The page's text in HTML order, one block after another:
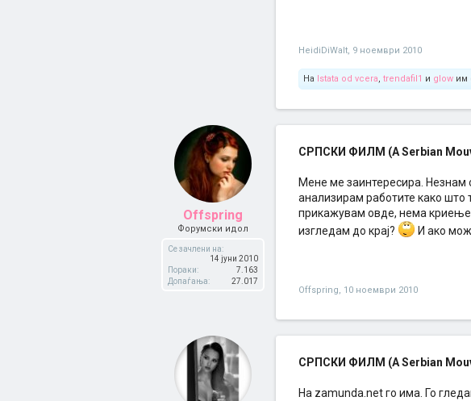
HeidiDiWalt, 9 ноември 2010
На Istata od vcera, trendafil1 и glow им
Offspring
Форумски идол
Се зачлени на:
14 јуни 2010
Пораки:
7.163
Допаѓања:
27.017
СРПСКИ ФИЛМ (A Serbian
Мене ме заинтересира. Незнам
анализирам работите како што
прикажувам овде, нема криење
изгледам до крај?
И ако
Offspring, 10 ноември 2010
СРПСКИ ФИЛМ (A Serbian
На zamunda.net го има. Го